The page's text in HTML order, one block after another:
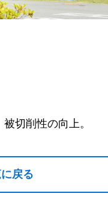
切削性の向上。
戻る